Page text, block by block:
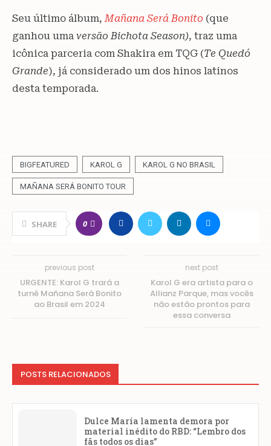
Seu último álbum, Mañana Será Bonito (que
ganhou uma versão Bichota Season), traz uma
icônica parceria com Shakira em TQG (Te Quedó
Grande), já considerado um dos hinos latinos
desta temporada.
BIGFEATURED KAROL G KAROL G NO BRASIL
MAÑANA SERÁ BONITO TOUR
SHARE 0
previous post
URGENTE: Karol G trará a
turnê Mañana Será Bonito
ao Brasil em 2024
next post
Karol G era artista para o
Allianz Parque, mas vocês
não estão prontos para
essa conversa
POSTS RELACIONADOS
Dulce María lamenta demora por
material inédito do RBD: “Lembro dos
fãs todos os dias”